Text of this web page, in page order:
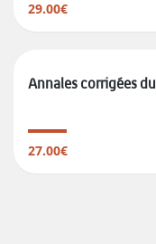
29.00€
Annales corrigées
27.00€